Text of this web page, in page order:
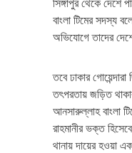
সিঙ্গাপুর থেকে দেশে
বাংলা টিমের সদস্য
অভিযোগে তাদের দেশে
তবে ঢাকার গোয়েন্দারা
তৎপরতায় জড়িত
আনসারুল্লাহ বাংলা
রাহমানীর ভক্ত
থানায় দায়ের হওয়া